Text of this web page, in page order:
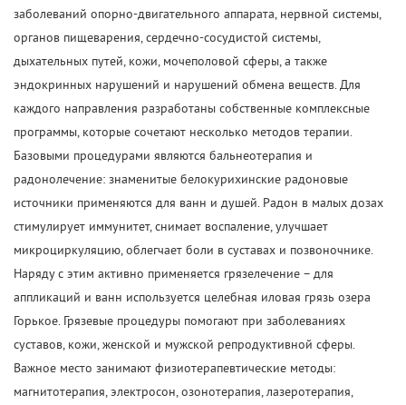
заболеваний опорно-двигательного аппарата, нервной системы,
органов пищеварения, сердечно-сосудистой системы,
дыхательных путей, кожи, мочеполовой сферы, а также
эндокринных нарушений и нарушений обмена веществ. Для
каждого направления разработаны собственные комплексные
программы, которые сочетают несколько методов терапии.
Базовыми процедурами являются бальнеотерапия и
радонолечение: знаменитые белокурихинские радоновые
источники применяются для ванн и душей. Радон в малых дозах
стимулирует иммунитет, снимает воспаление, улучшает
микроциркуляцию, облегчает боли в суставах и позвоночнике.
Наряду с этим активно применяется грязелечение – для
аппликаций и ванн используется целебная иловая грязь озера
Горькое. Грязевые процедуры помогают при заболеваниях
суставов, кожи, женской и мужской репродуктивной сферы.
Важное место занимают физиотерапевтические методы:
магнитотерапия, электросон, озонотерапия, лазеротерапия,